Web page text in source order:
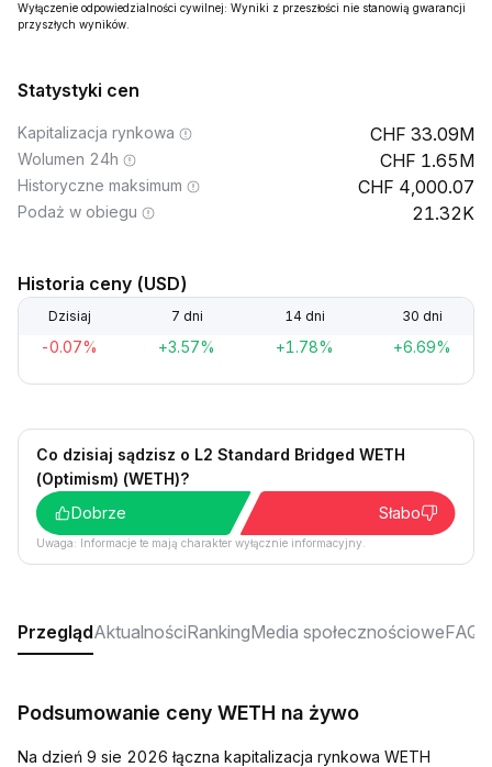
Wyłączenie odpowiedzialności cywilnej: Wyniki z przeszłości nie stanowią gwarancji
przyszłych wyników.
Statystyki cen
Kapitalizacja rynkowa 33.09M
Wolumen 24h 1.65M
Historyczne maksimum 4,000.07
Podaż w obiegu 21.32K
Historia ceny (USD)
Dzisiaj 7 dni 14 dni 30 dni
-0.07% +3.57% +1.78% +6.69%
Co dzisiaj sądzisz o L2 Standard Bridged WETH
(Optimism) (WETH)?
Dobrze
Słabo
Uwaga: Informacje te mają charakter wyłącznie informacyjny.
PrzeglądAktualnościRankingMedia społecznościoweFAQ
Podsumowanie ceny WETH na żywo
Na dzień 9 sie 2026 łączna kapitalizacja rynkowa WETH